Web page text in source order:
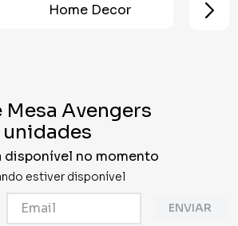
Chá Revelação Festa
Avengers
disponível no momento
estiver disponível
ENVIAR